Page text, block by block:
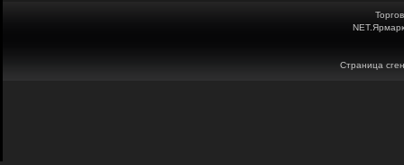
Страница